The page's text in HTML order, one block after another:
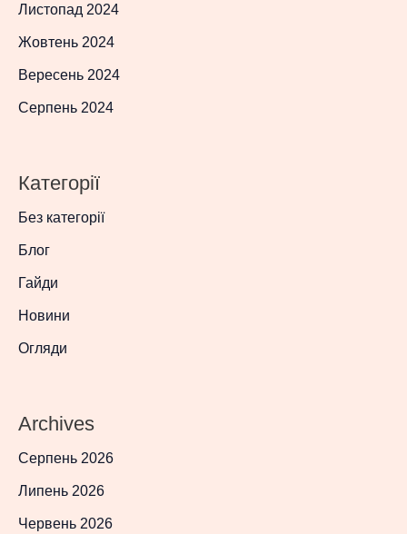
Листопад 2024
Жовтень 2024
Вересень 2024
Серпень 2024
Категорії
Без категорії
Блог
Гайди
Новини
Огляди
Archives
Серпень 2026
Липень 2026
Червень 2026